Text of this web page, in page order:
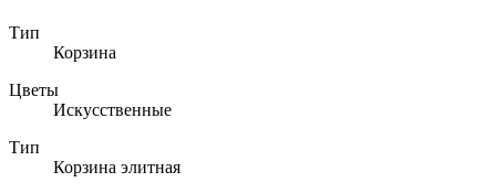
Тип
Корзина
Цветы
Искусственные
Тип
Корзина элитная